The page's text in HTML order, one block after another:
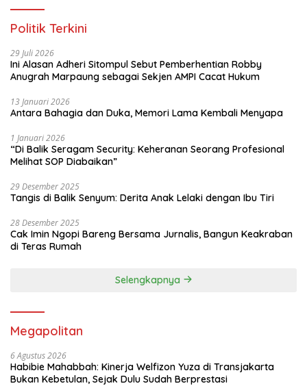
Politik Terkini
29 Juli 2026
Ini Alasan Adheri Sitompul Sebut Pemberhentian Robby
Anugrah Marpaung sebagai Sekjen AMPI Cacat Hukum
13 Januari 2026
Antara Bahagia dan Duka, Memori Lama Kembali Menyapa
1 Januari 2026
“Di Balik Seragam Security: Keheranan Seorang Profesional
Melihat SOP Diabaikan”
29 Desember 2025
Tangis di Balik Senyum: Derita Anak Lelaki dengan Ibu Tiri
28 Desember 2025
Cak Imin Ngopi Bareng Bersama Jurnalis, Bangun Keakraban
di Teras Rumah
Selengkapnya
Megapolitan
6 Agustus 2026
Habibie Mahabbah: Kinerja Welfizon Yuza di Transjakarta
Bukan Kebetulan, Sejak Dulu Sudah Berprestasi